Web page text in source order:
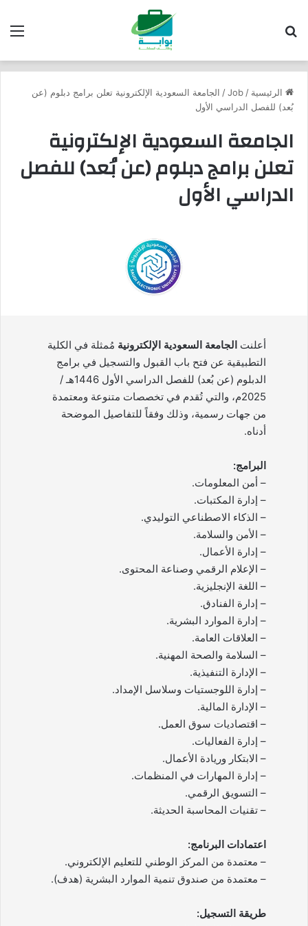
الرئيسية /
Job
/ الجامعة السعودية الإلكترونية تعلن برامج دبلوم (عن
بُعد) للفصل الدراسي الأول
الجامعة السعودية الإلكترونية
تعلن برامج دبلوم (عن بُعد) للفصل
الدراسي الأول
أعلنت الجامعة السعودية الإلكترونية مُمثلة في الكلية
التطبيقية عن فتح باب القبول والتسجيل في برامج
الدبلوم (عن بُعد) للفصل الدراسي الأول 1446هـ /
2025م، والتي تُقدم في تخصصات متنوعة ومعتمدة
من جهات رسمية، وذلك وفقاً للتفاصيل الموضحة
أدناه.
البرامج:
– أمن المعلومات.
– إدارة المكتبات.
– الذكاء الاصطناعي التوليدي.
– الأمن والسلامة.
– إدارة الأعمال.
– الإعلام الرقمي وصناعة المحتوى.
– اللغة الإنجليزية.
– إدارة الفنادق.
– إدارة الموارد البشرية.
– العلاقات العامة.
– السلامة والصحة المهنية.
– الإدارة التنفيذية.
– إدارة اللوجستيات وسلاسل الإمداد.
– الإدارة المالية.
– اقتصاديات سوق العمل.
– إدارة الفعاليات.
– الابتكار وريادة الأعمال.
– إدارة المهارات في المنظمات.
– التسويق الرقمي.
– تقنيات المحاسبة الحديثة.
اعتمادات البرنامج:
– معتمدة من المركز الوطني للتعليم الإلكتروني.
– معتمدة من صندوق تنمية الموارد البشرية (هدف).
طريقة التسجيل: